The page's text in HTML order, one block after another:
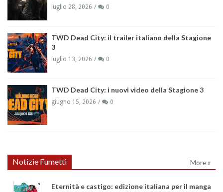
luglio 28, 2026 0
TWD Dead City: il trailer italiano della Stagione
3
luglio 13, 2026 0
TWD Dead City: i nuovi video della Stagione 3
giugno 15, 2026 0
Notizie Fumetti More »
Eternità e castigo: edizione italiana per il manga